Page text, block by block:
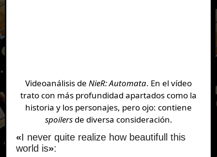
Videoanálisis de NieR: Automata. En el vídeo
trato con más profundidad apartados como la
historia y los personajes, pero ojo: contiene
spoilers de diversa consideración.
«I never quite realize how beautifull this
world is»: